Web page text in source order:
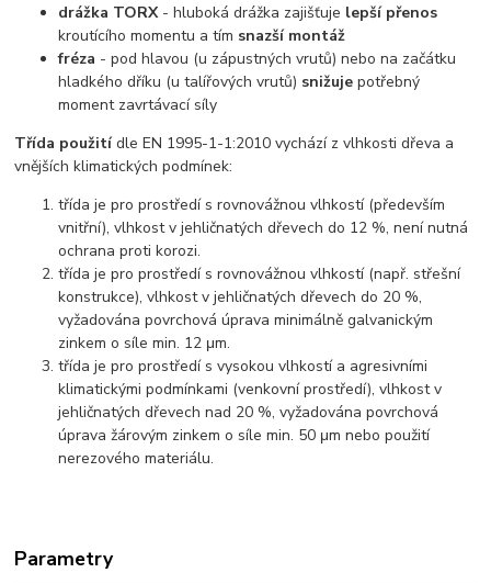
drážka TORX- hluboká drážka zajišťuje lepší přenos
kroutícího momentu a tím snazší montáž
fréza - pod hlavou (u zápustných vrutů) nebo na začátku
hladkého dříku (u talířových vrutů) snižujepotřebný
moment zavrtávací síly
Třída použitídle EN 1995-1-1:2010 vychází z vlhkosti dřeva a
vnějších klimatických podmínek:
třída je pro prostředí s rovnovážnou vlhkostí (především
vnitřní), vlhkost v jehličnatých dřevech do 12 %, není nutná
ochrana proti korozi.
třída je pro prostředí s rovnovážnou vlhkostí (např. střešní
konstrukce), vlhkost v jehličnatých dřevech do 20 %,
vyžadována povrchová úprava minimálně galvanickým
zinkem o síle min. 12 μm.
třída je pro prostředí s vysokou vlhkostí a agresivními
klimatickými podmínkami (venkovní prostředí), vlhkost v
jehličnatých dřevech nad 20 %, vyžadována povrchová
úprava žárovým zinkem o síle min. 50 μm nebo použití
nerezového materiálu.
Parametry